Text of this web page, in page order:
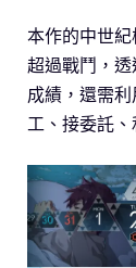
本作的中世
超過戰鬥，
成績，還需
工、接委託